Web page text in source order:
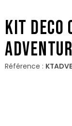
KIT DECO
Référence :